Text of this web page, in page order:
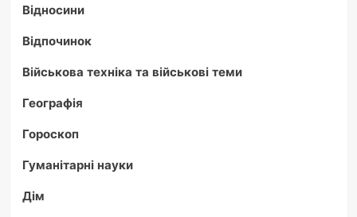
Відносини
Відпочинок
Військова техніка та військові теми
Географія
Гороскоп
Гуманітарні науки
Дім